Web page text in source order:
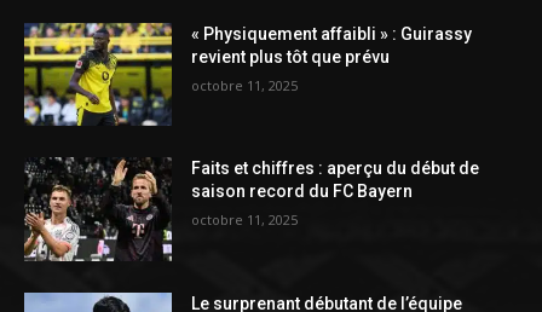
« Physiquement affaibli » : Guirassy
revient plus tôt que prévu
octobre 11, 2025
Faits et chiffres : aperçu du début de
saison record du FC Bayern
octobre 11, 2025
Le surprenant débutant de l’équipe